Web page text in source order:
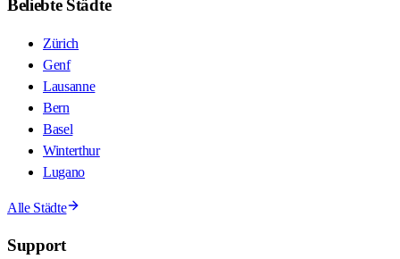
Beliebte Städte
Zürich
Genf
Lausanne
Bern
Basel
Winterthur
Lugano
Alle Städte
Support